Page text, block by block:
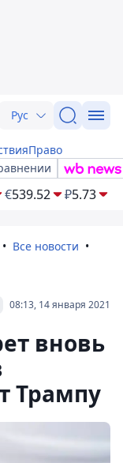
Рус
Право
€539.52 ₽5.73
Все новости
08:13, 14 января 2021
вновь
Трампу